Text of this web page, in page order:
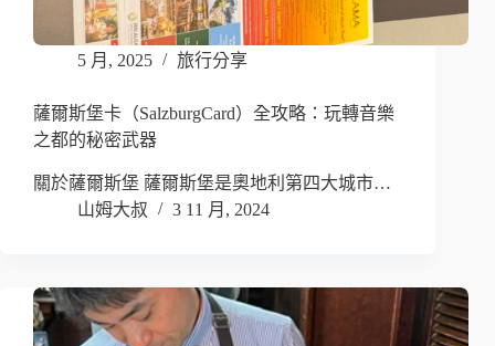
5 月, 2025 旅行分享
薩爾斯堡卡（SalzburgCard）全攻略：玩轉音樂
之都的秘密武器
關於薩爾斯堡 薩爾斯堡是奧地利第四大城市…
山姆大叔
3 11 月, 2024